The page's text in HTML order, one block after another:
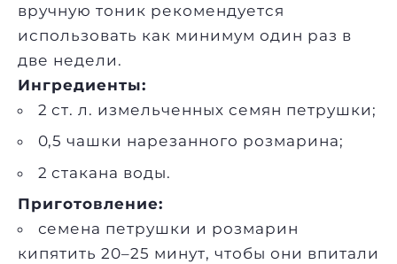
вручную тоник рекомендуется
использовать как минимум один раз в
две недели.
Ингредиенты:
2 ст. л. измельченных семян петрушки;
0,5 чашки нарезанного розмарина;
2 стакана воды.
Приготовление:
семена петрушки и розмарин
кипятить 20–25 минут, чтобы они впитали